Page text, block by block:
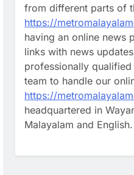
from different parts of
https://
having an online news
links with news
professionally
team to handle our
https://
headquartered in
Malayalam and English.